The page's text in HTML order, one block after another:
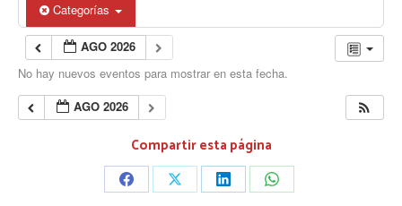
Categorías
AGO 2026
No hay nuevos eventos para mostrar en esta fecha.
AGO 2026
Compartir esta página
Share Share Share Share